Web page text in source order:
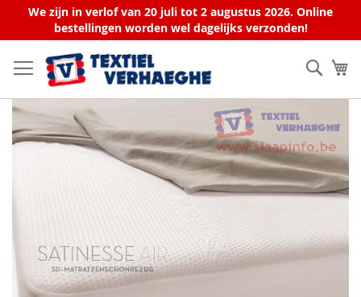
We zijn in verlof van 20 juli tot 2 augustus 2026. Online
bestellingen worden wel dagelijks verzonden!
naar
de
inhoud
Zoek
Ga
het